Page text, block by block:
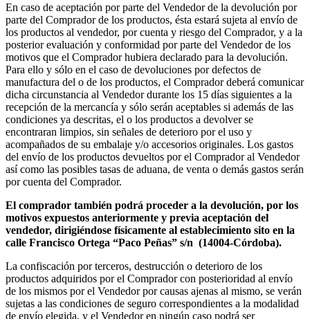
En caso de aceptación por parte del Vendedor de la devolución por
parte del Comprador de los productos, ésta estará sujeta al envío de
los productos al vendedor, por cuenta y riesgo del Comprador, y a la
posterior evaluación y conformidad por parte del Vendedor de los
motivos que el Comprador hubiera declarado para la devolución.
Para ello y sólo en el caso de devoluciones por defectos de
manufactura del o de los productos, el Comprador deberá comunicar
dicha circunstancia al Vendedor durante los 15 días siguientes a la
recepción de la mercancía y sólo serán aceptables si además de las
condiciones ya descritas, el o los productos a devolver se
encontraran limpios, sin señales de deterioro por el uso y
acompañados de su embalaje y/o accesorios originales. Los gastos
del envío de los productos devueltos por el Comprador al Vendedor
así como las posibles tasas de aduana, de venta o demás gastos serán
por cuenta del Comprador.
El comprador también podrá proceder a la devolución, por los
motivos expuestos anteriormente y previa aceptación del
vendedor, dirigiéndose físicamente al establecimiento sito en la
calle Francisco Ortega “Paco Peñas” s/n (14004-Córdoba).
La confiscación por terceros, destrucción o deterioro de los
productos adquiridos por el Comprador con posterioridad al envío
de los mismos por el Vendedor por causas ajenas al mismo, se verán
sujetas a las condiciones de seguro correspondientes a la modalidad
de envío elegida, y el Vendedor en ningún caso podrá ser